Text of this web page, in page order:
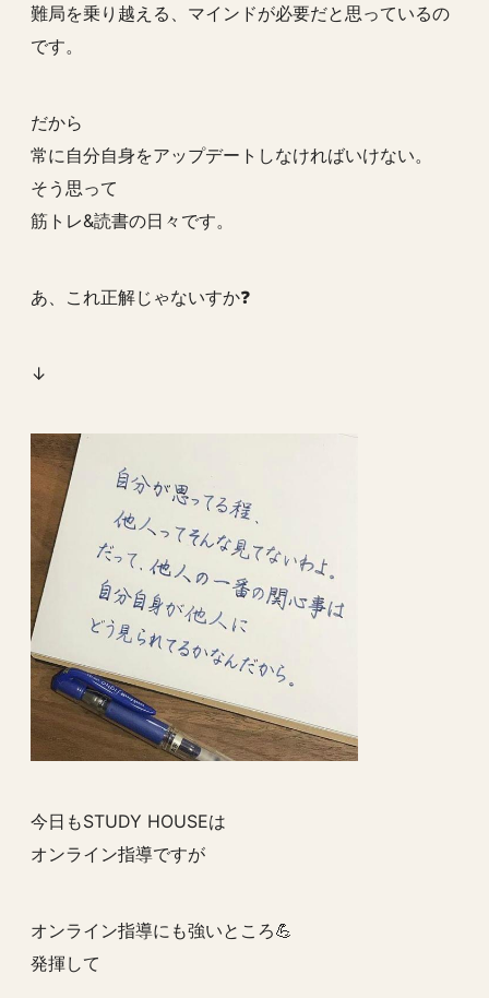
難局を乗り越える、マインドが必要だと思っているの
です。
だから
常に自分自身をアップデートしなければいけない。
そう思って
筋トレ&読書の日々です。
あ、これ正解じゃないすか❓
↓
今日もSTUDY HOUSEは
オンライン指導ですが
オンライン指導にも強いところ💪
発揮して